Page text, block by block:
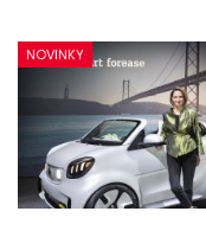
NOVINKY